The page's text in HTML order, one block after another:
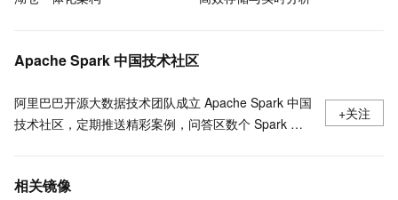
Apache Spark 中国技术社区
阿里巴巴开源大数据技术团队成立 Apache Spark 中国
技术社区，定期推送精彩案例，问答区数个 Spark 技
+关注
相关镜像